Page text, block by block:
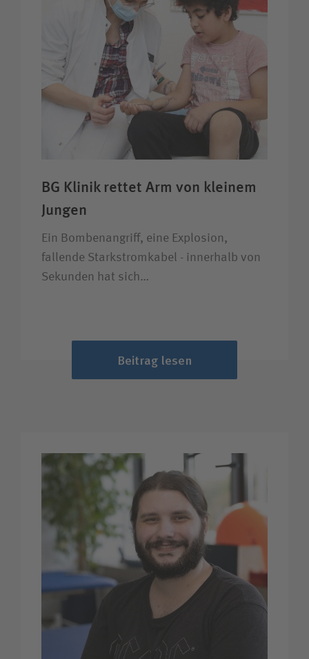
BG Klinik rettet Arm von kleinem
Jungen
Ein Bombenangriff, eine Explosion,
fallende Starkstromkabel - innerhalb von
Sekunden hat sich…
Beitrag lesen